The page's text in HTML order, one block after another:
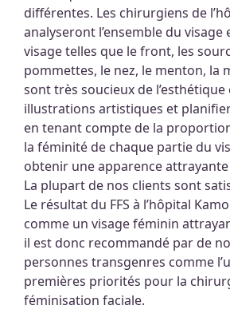
différentes. Les chirurgiens de
analyseront l’ensemble du visage
visage telles que le front, les
pommettes, le nez, le menton, la
sont très soucieux de
illustrations artistiques et
en tenant compte de la
la féminité de chaque partie du
obtenir une apparence
La plupart de nos clients sont
Le résultat du FFS à l’hôpital
comme un visage féminin
il est donc recommandé par de
personnes transgenres comme
premières priorités pour la
féminisation faciale.